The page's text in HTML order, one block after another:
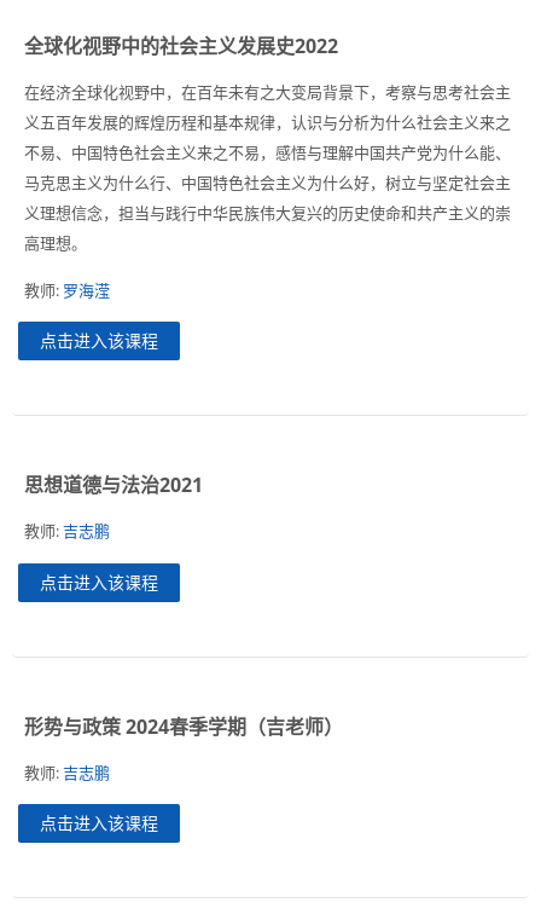
全球化视野中的社会主义发展史2022
在经济全球化视野中，在百年未有之大变局背景下，考察与思考社会主
义五百年发展的辉煌历程和基本规律，认识与分析为什么社会主义来之
不易、中国特色社会主义来之不易，感悟与理解中国共产党为什么能、
马克思主义为什么行、中国特色社会主义为什么好，树立与坚定社会主
义理想信念，担当与践行中华民族伟大复兴的历史使命和共产主义的崇
高理想。
教师: 罗海滢
点击进入该课程
思想道德与法治2021
教师:吉志鹏
点击进入该课程
形势与政策 2024春季学期（吉老师）
教师:吉志鹏
点击进入该课程